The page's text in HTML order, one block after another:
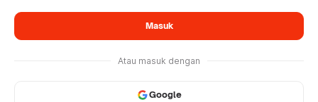
Masuk
Atau masuk dengan
Google